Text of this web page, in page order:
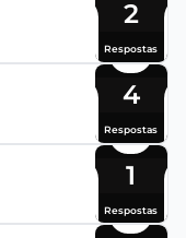
2
Respostas
4
Respostas
1
Respostas